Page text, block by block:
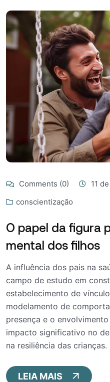
Comments (0)
11
conscientização
O papel da figura
mental dos filhos
A influência dos pais na
campo de estudo em
estabelecimento de
modelamento de
presença e o
impacto significativo no
na resiliência das crianças.
LEIA MAIS